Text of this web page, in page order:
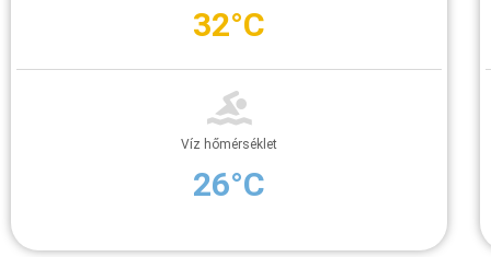
32°C
Víz hőmérséklet
26°C